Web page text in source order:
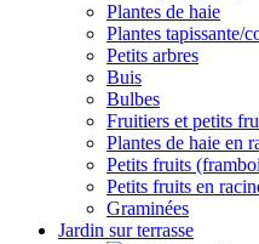
Plantes de haie
Plantes tapissante/
Petits arbres
Buis
Bulbes
Fruitiers et petits
Plantes de haie en
Petits fruits
Petits fruits en
Graminées
Jardin sur terrasse